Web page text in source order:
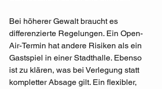
Bei höherer Gewalt braucht es
differenzierte Regelungen. Ein Open-
Air-Termin hat andere Risiken als ein
Gastspiel in einer Stadthalle. Ebenso
ist zu klären, was bei Verlegung statt
kompletter Absage gilt. Ein flexibler,